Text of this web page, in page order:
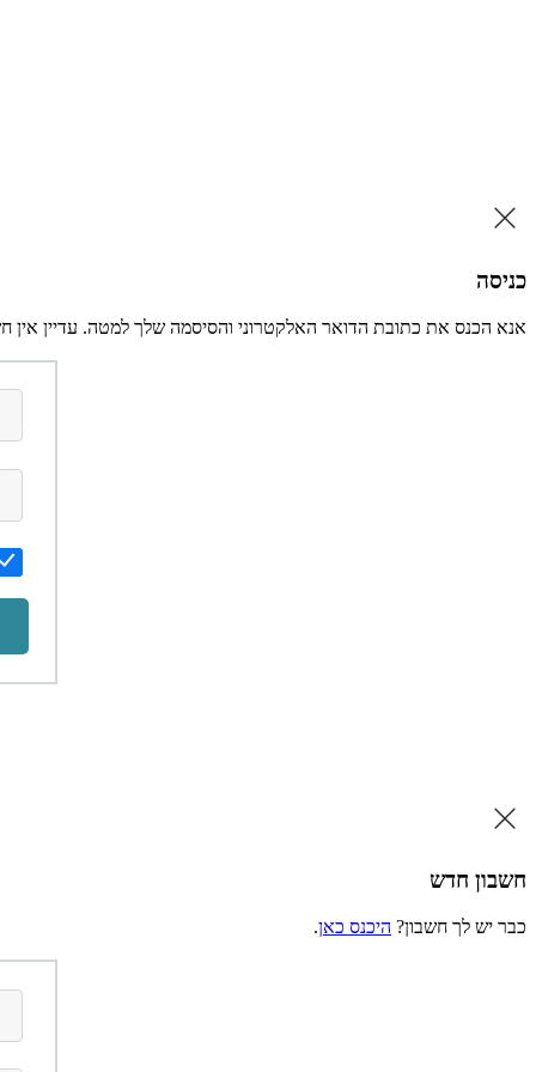
כניסה
אנא הכנס את כתובת הדואר האלקטרוני והסיסמה שלך למטה. עדיין אין
חשבון חדש
כבר יש לך חשבון? היכנס כאן.